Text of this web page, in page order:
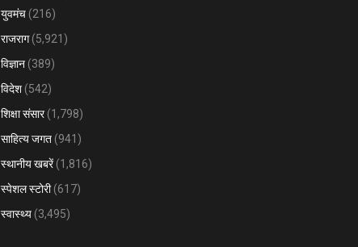
युवमंच (216)
राजराग(5,921)
विज्ञान (389)
विदेश (542)
शिक्षा संसार(1,798)
साहित्य जगत (941)
स्थानीय खबरें(1,816)
स्पेशल स्टोरी(617)
स्वास्थ्य (3,495)